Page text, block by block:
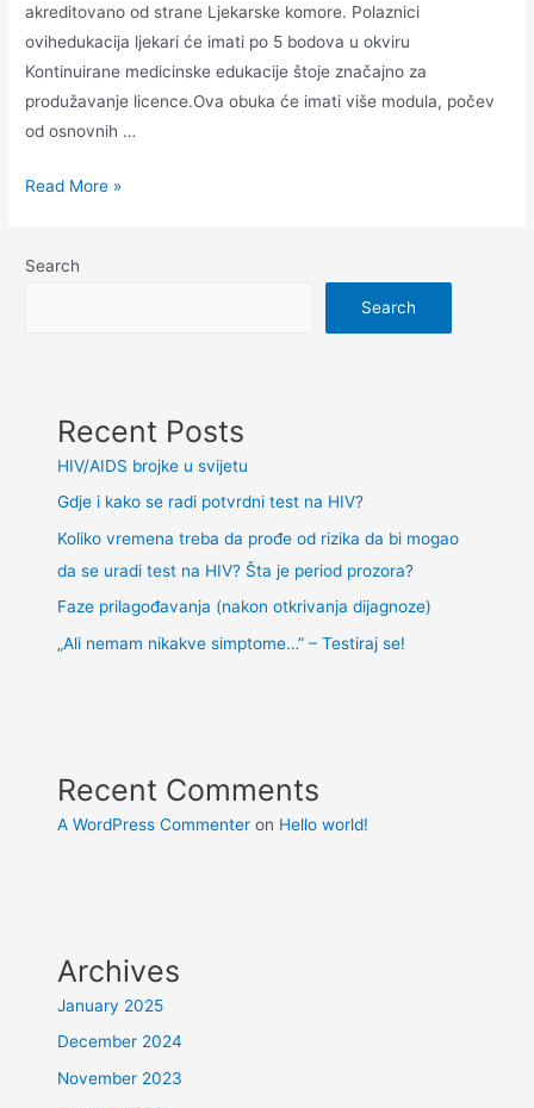
akreditovano od strane Ljekarske komore. Polaznici
ovihedukacija ljekari će imati po 5 bodova u okviru
Kontinuirane medicinske edukacije štoje značajno za
produžavanje licence.Ova obuka će imati više modula, počev
od osnovnih …
Read More »
Search
Search
Recent Posts
HIV/AIDS brojke u svijetu
Gdje i kako se radi potvrdni test na HIV?
Koliko vremena treba da prođe od rizika da bi mogao
da se uradi test na HIV? Šta je period prozora?
Faze prilagođavanja (nakon otkrivanja dijagnoze)
„Ali nemam nikakve simptome…” – Testiraj se!
Recent Comments
A WordPress Commenter on Hello world!
Archives
January 2025
December 2024
November 2023